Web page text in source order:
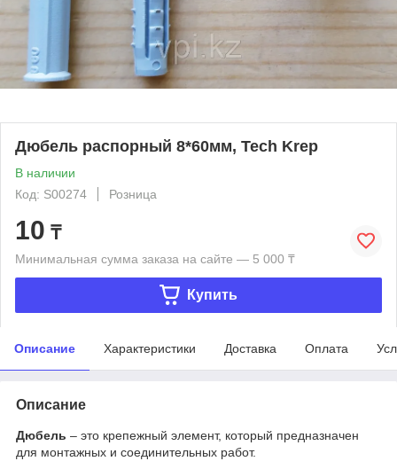
Дюбель распорный 8*60мм, Tech Krep
В наличии
Код: S00274
Розница
10 ₸
Минимальная сумма заказа на сайте — 5 000 ₸
Купить
Описание Характеристики Доставка Оплата
Описание
Дюбель – это крепежный элемент, который предназначен
для монтажных и соединительных работ.